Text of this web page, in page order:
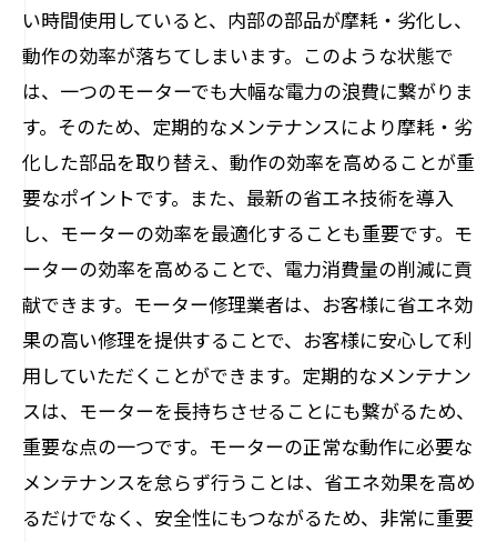
い時間使用していると、内部の部品が摩耗・劣化し、
動作の効率が落ちてしまいます。このような状態で
は、一つのモーターでも大幅な電力の浪費に繋がりま
す。そのため、定期的なメンテナンスにより摩耗・劣
化した部品を取り替え、動作の効率を高めることが重
要なポイントです。また、最新の省エネ技術を導入
し、モーターの効率を最適化することも重要です。モ
ーターの効率を高めることで、電力消費量の削減に貢
献できます。モーター修理業者は、お客様に省エネ効
果の高い修理を提供することで、お客様に安心して利
用していただくことができます。定期的なメンテナン
スは、モーターを長持ちさせることにも繋がるため、
重要な点の一つです。モーターの正常な動作に必要な
メンテナンスを怠らず行うことは、省エネ効果を高め
るだけでなく、安全性にもつながるため、非常に重要